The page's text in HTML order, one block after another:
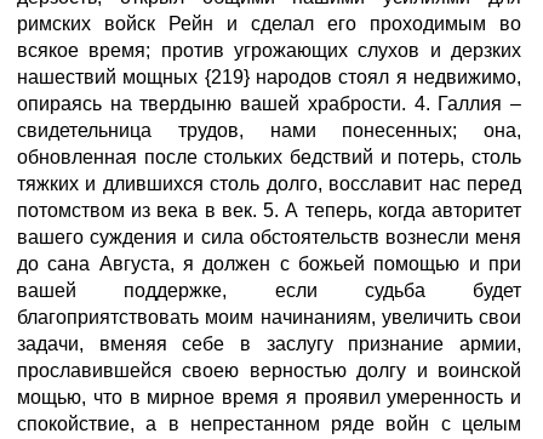
римских войск Рейн и сделал его проходимым во
всякое время; против угрожающих слухов и дерзких
нашествий мощных {219} народов стоял я недвижимо,
опираясь на твердыню вашей храбрости. 4. Галлия –
свидетельница трудов, нами понесенных; она,
обновленная после стольких бедствий и потерь, столь
тяжких и длившихся столь долго, восславит нас перед
потомством из века в век. 5. А теперь, когда авторитет
вашего суждения и сила обстоятельств вознесли меня
до сана Августа, я должен с божьей помощью и при
вашей поддержке, если судьба будет
благоприятствовать моим начинаниям, увеличить свои
задачи, вменяя себе в заслугу признание армии,
прославившейся своею верностью долгу и воинской
мощью, что в мирное время я проявил умеренность и
спокойствие, а в непрестанном ряде войн с целым